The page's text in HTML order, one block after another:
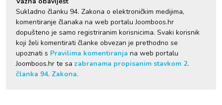
Sukladno članku 94. Zakona o elektroničkim medijima,
komentiranje članaka na web portalu Joomboos.hr
dopušteno je samo registriranim korisnicima. Svaki korisnik
koji želi komentirati članke obvezan je prethodno se
upoznati s Pravilima komentiranja na web portalu
Joomboos.hr te sa zabranama propisanim stavkom 2.
članka 94. Zakona.